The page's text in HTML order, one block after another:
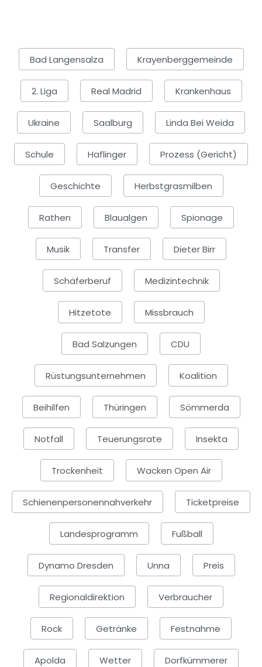
Bad Langensalza Krayenberggemeinde
2. Liga Real Madrid Krankenhaus
Ukraine Saalburg Linda Bei Weida
Schule Haflinger Prozess (Gericht)
Geschichte Herbstgrasmilben
Rathen Blaualgen Spionage
Musik Transfer Dieter Birr
Schäferberuf Medizintechnik
Hitzetote Missbrauch
Bad Salzungen CDU
Rüstungsunternehmen Koalition
Beihilfen Thüringen Sömmerda
Notfall Teuerungsrate Insekta
Trockenheit Wacken Open Air
Schienenpersonennahverkehr Ticketpreise
Landesprogramm Fußball
Dynamo Dresden Unna Preis
Regionaldirektion Verbraucher
Rock Getränke Festnahme
Apolda Wetter Dorfkümmerer